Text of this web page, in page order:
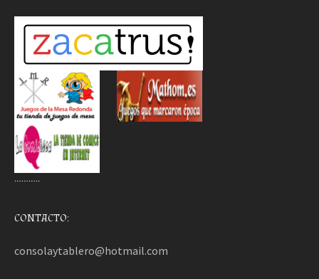
………..
CONTACTO:
consolaytablero@hotmail.com